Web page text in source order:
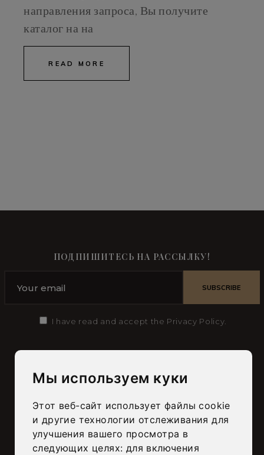
Мы используем куки
Этот веб-сайт использует файлы cookie
и другие технологии отслеживания для
улучшения вашего просмотра в
следующих целях: для включения
направления запроса, Вы получите
каталог на на
READ MORE
ПОДПИШИТЕСЬ НА РАССЫЛКУ!
I have read and accept the Privacy Policy.
Busatto Home Srl
Via Laghi, 44/A – 36056 Belvedere
+39 0424 560313
info@busattomobili.it